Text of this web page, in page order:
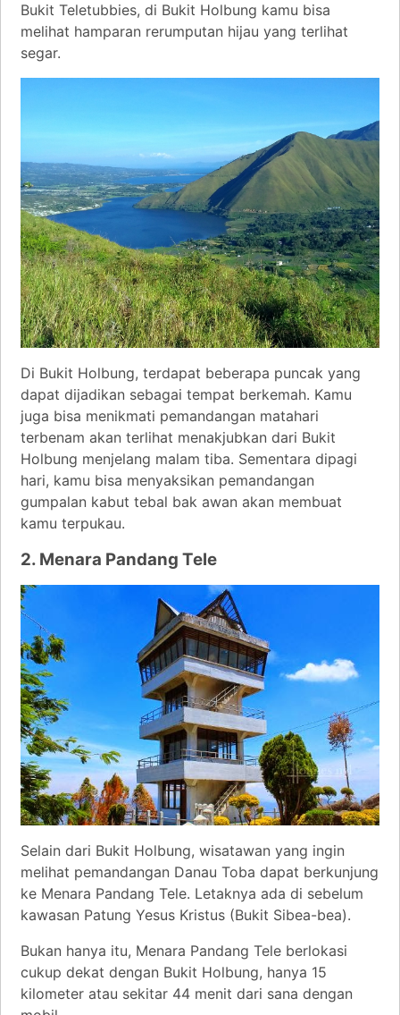
Bukit Teletubbies, di Bukit Holbung kamu bisa
melihat hamparan rerumputan hijau yang terlihat
segar.
Di Bukit Holbung, terdapat beberapa puncak yang
dapat dijadikan sebagai tempat berkemah. Kamu
juga bisa menikmati pemandangan matahari
terbenam akan terlihat menakjubkan dari Bukit
Holbung menjelang malam tiba. Sementara dipagi
hari, kamu bisa menyaksikan pemandangan
gumpalan kabut tebal bak awan akan membuat
kamu terpukau.
2. Menara Pandang Tele
Selain dari Bukit Holbung, wisatawan yang ingin
melihat pemandangan Danau Toba dapat berkunjung
ke Menara Pandang Tele. Letaknya ada di sebelum
kawasan Patung Yesus Kristus (Bukit Sibea-bea).
Bukan hanya itu, Menara Pandang Tele berlokasi
cukup dekat dengan Bukit Holbung, hanya 15
kilometer atau sekitar 44 menit dari sana dengan